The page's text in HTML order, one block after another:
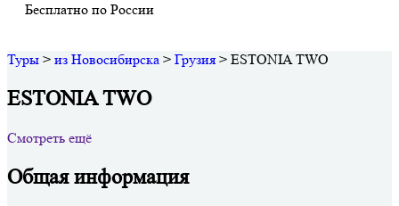
Бесплатно по России
Туры > из Новосибирска > Грузия > ESTONIA TWO
ESTONIA TWO
Смотреть ещё
Общая информация